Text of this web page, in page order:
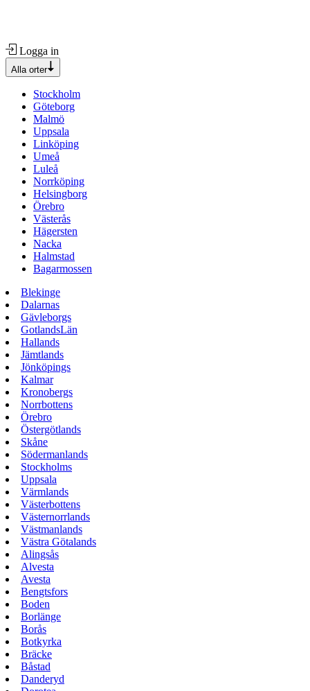
Logga in
Alla orter
Stockholm
Göteborg
Malmö
Uppsala
Linköping
Umeå
Luleå
Norrköping
Helsingborg
Örebro
Västerås
Hägersten
Nacka
Halmstad
Bagarmossen
Blekinge
Dalarnas
Gävleborgs
GotlandsLän
Hallands
Jämtlands
Jönköpings
Kalmar
Kronobergs
Norrbottens
Örebro
Östergötlands
Skåne
Södermanlands
Stockholms
Uppsala
Värmlands
Västerbottens
Västernorrlands
Västmanlands
Västra Götalands
Alingsås
Alvesta
Avesta
Bengtsfors
Boden
Borlänge
Borås
Botkyrka
Bräcke
Båstad
Danderyd